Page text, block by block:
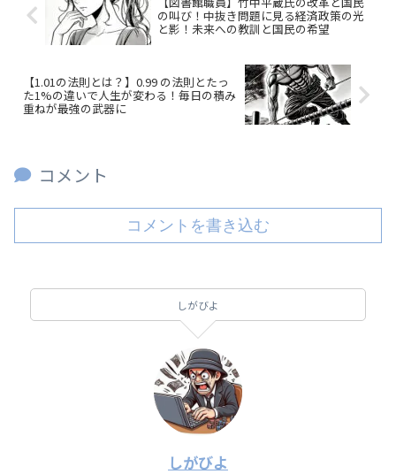
の叫び！中抜き問題に見る経済政策の光
と影！未来への教訓と国民の希望
【1.01の法則とは？】0.99 の法則とたっ
た1%の違いで人生が変わる！毎日の積み
重ねが最強の武器に
コメント
コメントを書き込む
しがびよ
しがびよ